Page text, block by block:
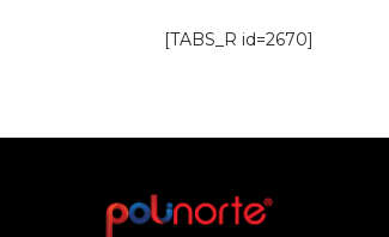
[TABS_R id=2670]